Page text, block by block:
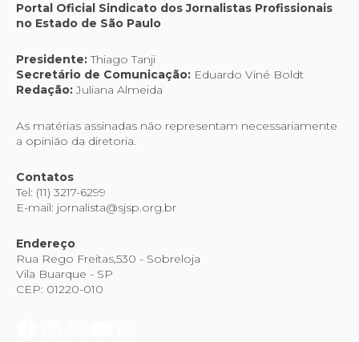
Portal Oficial Sindicato dos Jornalistas Profissionais
no Estado de São Paulo
Presidente:Thiago Tanji
Secretário de Comunicação: Eduardo Viné Boldt
Redação:Juliana Almeida
As matérias assinadas não representam necessariamente
a opinião da diretoria.
Contatos
Tel: (11) 3217-6299
E-mail: jornalista@sjsp.org.br
Endereço
Rua Rego Freitas,530 - Sobreloja
Vila Buarque - SP
CEP: 01220-010